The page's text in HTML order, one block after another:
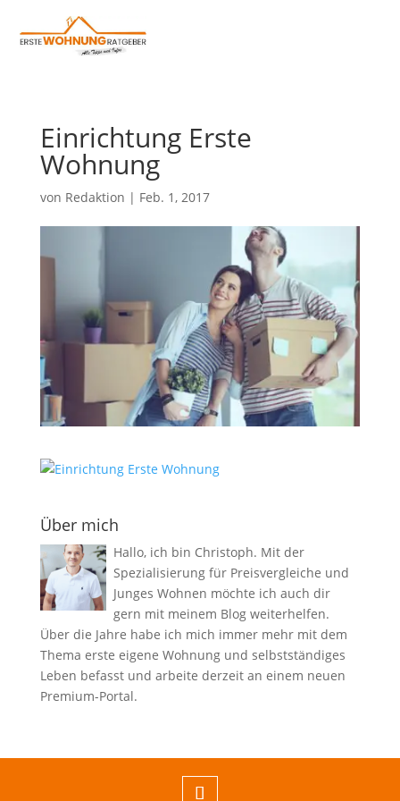
Einrichtung Erste
Wohnung
von Redaktion | Feb. 1, 2017
Über mich
Hallo, ich bin Christoph. Mit der
Spezialisierung für Preisvergleiche und
Junges Wohnen möchte ich auch dir
gern mit meinem Blog weiterhelfen.
Über die Jahre habe ich mich immer mehr mit dem
Thema erste eigene Wohnung und selbstständiges
Leben befasst und arbeite derzeit an einem neuen
Premium-Portal.